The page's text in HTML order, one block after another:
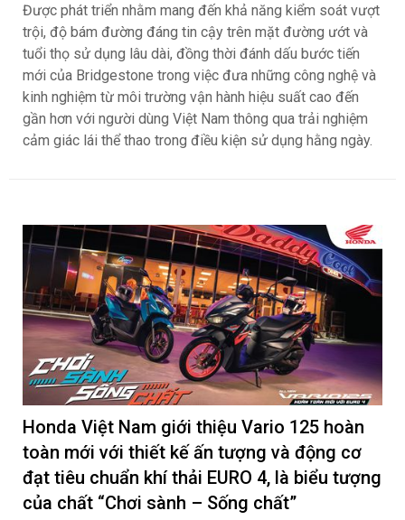
Được phát triển nhằm mang đến khả năng kiểm soát vượt
trội, độ bám đường đáng tin cậy trên mặt đường ướt và
tuổi thọ sử dụng lâu dài, đồng thời đánh dấu bước tiến
mới của Bridgestone trong việc đưa những công nghệ và
kinh nghiệm từ môi trường vận hành hiệu suất cao đến
gần hơn với người dùng Việt Nam thông qua trải nghiệm
cảm giác lái thể thao trong điều kiện sử dụng hằng ngày.
Honda Việt Nam giới thiệu Vario 125 hoàn
toàn mới với thiết kế ấn tượng và động cơ
đạt tiêu chuẩn khí thải EURO 4, là biểu tượng
của chất “Chơi sành – Sống chất”